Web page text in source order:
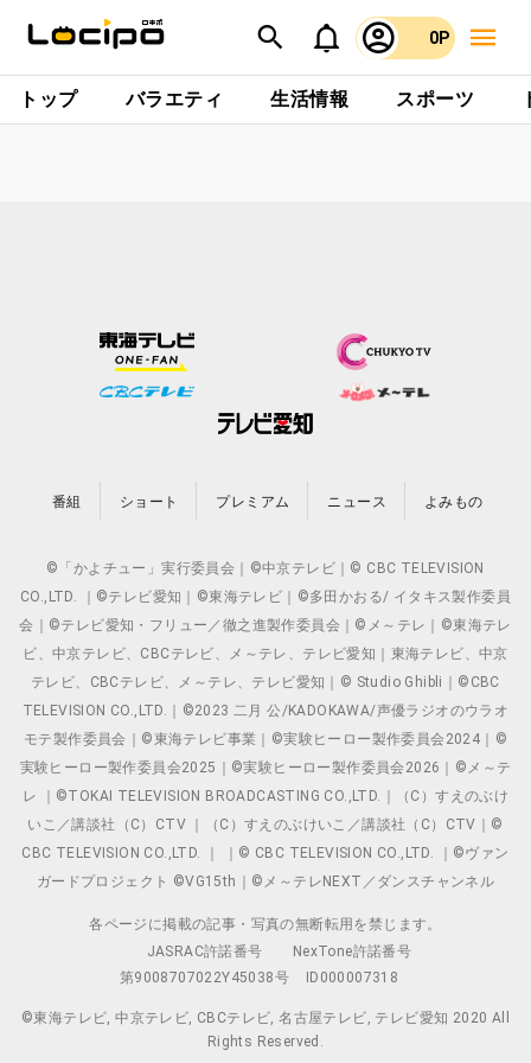
0P
トップ バラエティ 生活情報 スポーツ
番組 ショート プレミアム ニュース よみもの
©「かよチュー」実行委員会｜©中京テレビ｜© CBC TELEVISION
CO.,LTD. ｜©テレビ愛知｜©東海テレビ｜©多田かおる/ イタキス製作委員
会｜©テレビ愛知・フリュー／徹之進製作委員会｜©メ～テレ｜©東海テレ
ビ、中京テレビ、CBCテレビ、メ～テレ、テレビ愛知｜東海テレビ、中京
テレビ、CBCテレビ、メ～テレ、テレビ愛知｜© Studio Ghibli｜©CBC
TELEVISION CO.,LTD.｜©2023 二月 公/KADOKAWA/声優ラジオのウラオ
モテ製作委員会｜©東海テレビ事業｜©実験ヒーロー製作委員会2024｜©
実験ヒーロー製作委員会2025｜©実験ヒーロー製作委員会2026｜©メ～テ
レ ｜©TOKAI TELEVISION BROADCASTING CO.,LTD.｜（C）すえのぶけ
いこ／講談社（C）CTV ｜（C）すえのぶけいこ／講談社（C）CTV｜©
CBC TELEVISION CO.,LTD. ｜ ｜© CBC TELEVISION CO.,LTD. ｜©ヴァン
ガードプロジェクト ©VG15th｜©メ～テレNEXT／ダンスチャンネル
各ページに掲載の記事・写真の無断転用を禁じます。
JASRAC許諾番号
NexTone許諾番号
第9008707022Y45038号
ID000007318
©東海テレビ, 中京テレビ, CBCテレビ, 名古屋テレビ, テレビ愛知 2020 All
Rights Reserved.